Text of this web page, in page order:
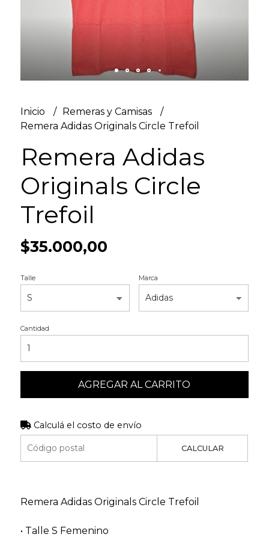
Inicio
Remeras y Camisas
Remera Adidas Originals Circle Trefoil
Remera Adidas
Originals Circle
Trefoil
$35.000,00
Talle Marca
Cantidad
AGREGAR AL CARRITO
Calculá el costo de envío
CALCULAR
Remera Adidas Originals Circle Trefoil
• Talle S Femenino